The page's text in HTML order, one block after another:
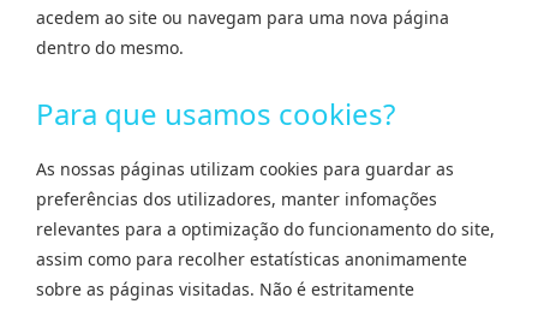
acedem ao site ou navegam para uma nova página
dentro do mesmo.
Para que usamos cookies?
As nossas páginas utilizam cookies para guardar as
preferências dos utilizadores, manter infomações
relevantes para a optimização do funcionamento do site,
assim como para recolher estatísticas anonimamente
sobre as páginas visitadas. Não é estritamente